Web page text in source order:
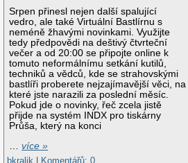
Srpen přinesl nejen další spalující
vedro, ale také Virtuální Bastlírnu s
neméně žhavými novinkami. Využijte
tedy předpovědi na deštivý čtvrteční
večer a od 20:00 se připojte online k
tomuto neformálnímu setkání kutilů,
techniků a vědců, kde se strahovskými
bastlíři proberete nejzajímavější věci, na
které jste narazili za poslední měsíc.
Pokud jde o novinky, řeč zcela jistě
přijde na systém INDX pro tiskárny
Průša, který na konci
…více »
bkralik
Komentářů: 0